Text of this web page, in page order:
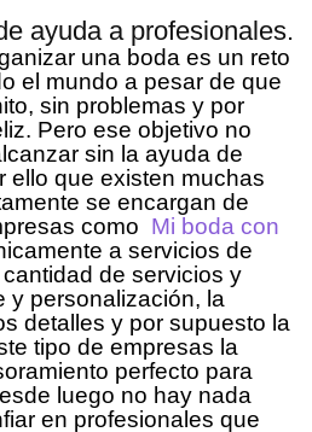
ayuda a profesionales.
una boda es un reto
el mundo a pesar de que
sin problemas y por
Pero ese objetivo no
sin la ayuda de
ello que existen muchas
se encargan de
como Mi boda con
a servicios de
de servicios y
y personalización, la
detalles y por supuesto la
tipo de empresas la
perfecto para
luego no hay nada
en profesionales que